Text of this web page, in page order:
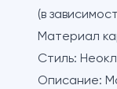
(в
Материал
Стиль:
Описание: